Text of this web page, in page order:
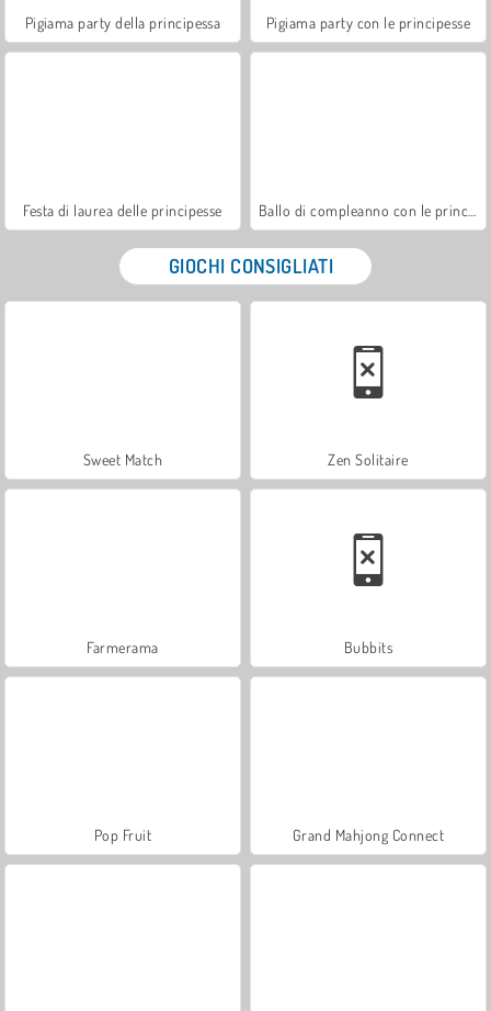
Pigiama party della principessa Pigiama party con le principesse
Festa di laurea delle principesse
GIOCHI CONSIGLIATI
Sweet Match Zen Solitaire
Farmerama Bubbits
Pop Fruit Grand Mahjong Connect